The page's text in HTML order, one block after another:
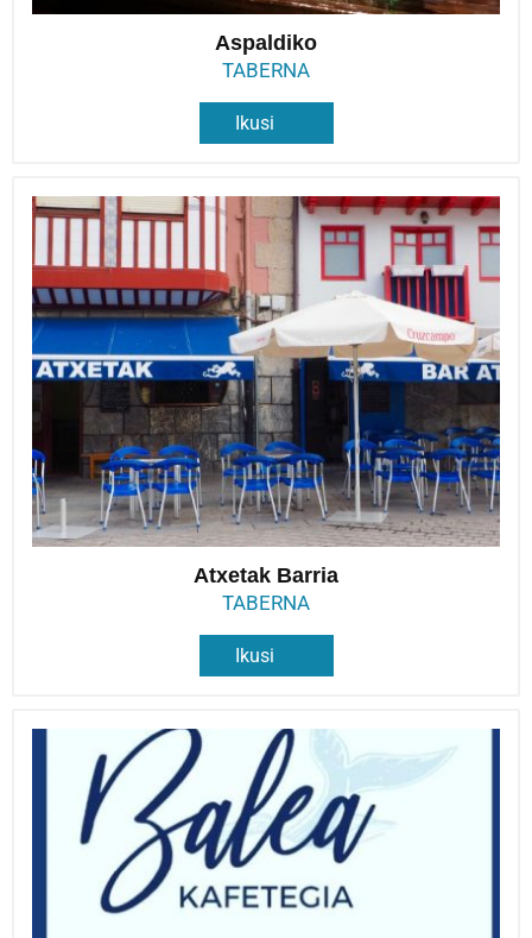
Aspaldiko
TABERNA
Ikusi
Atxetak Barria
TABERNA
Ikusi